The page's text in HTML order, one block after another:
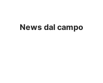
News dal campo